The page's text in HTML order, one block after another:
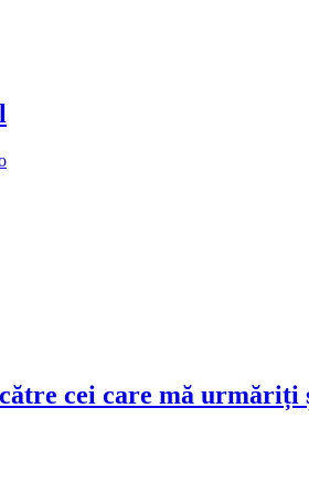
cei care mă urmăriți